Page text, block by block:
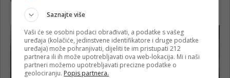
Saznajte više
Vaši će se osobni podaci obrađivati, a podatke s vašeg
uređaja (kolačiće, jedinstvene identifikatore i druge podatke
uređaja) može pohranjivati, dijeliti te im pristupati 212
partnera ili ih može upotrebljavati ova web-lokacija. Mi i naši
partneri možemo upotrebljavati precizne podatke o
geolociranju. Popis partnera.